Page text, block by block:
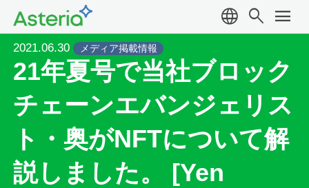
language search menu
2021.06.30 メディア掲載情報
21年夏号で当社ブロック
チェーンエバンジェリス
ト・奥がNFTについて解
説しました。 [Yen